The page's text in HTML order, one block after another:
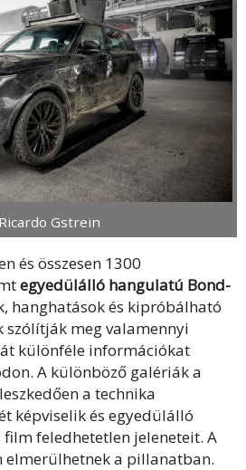
Gstrein
és összesen 1300
egyedülálló hangulatú Bond-
hanghatások és kipróbálható
meg valamennyi
különféle információkat
A különböző galériák a
a technika
képviselik és egyedülálló
feledhetetlen jeleneteit. A
elmerülhetnek a pillanatban.